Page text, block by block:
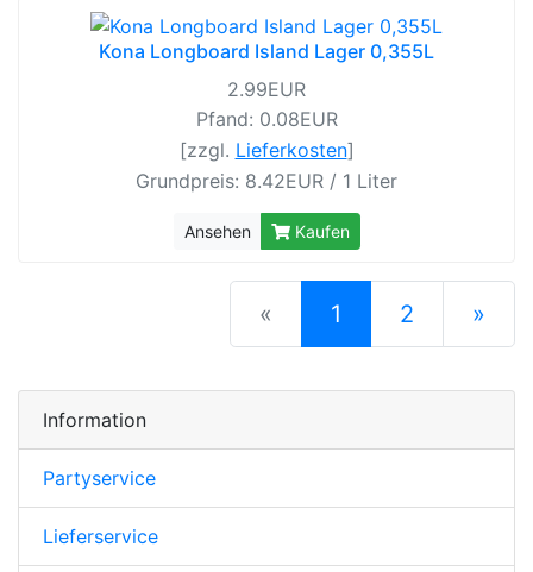
Kona Longboard Island Lager 0,355L
2.99EUR
Pfand: 0.08EUR
[zzgl. Lieferkosten]
Grundpreis: 8.42EUR / 1 Liter
Ansehen Kaufen
« 1 (current)
2 »
Information
Partyservice
Lieferservice